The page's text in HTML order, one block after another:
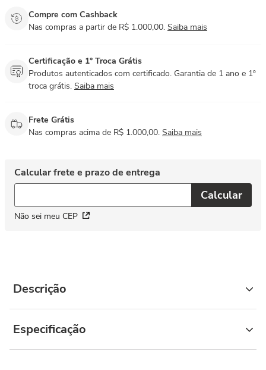
Compre com Cashback
Nas compras a partir de R$ 1.000,00. Saiba mais
Certificação e 1° Troca Grátis
Produtos autenticados com certificado. Garantia de 1 ano e 1º
troca grátis. Saiba mais
Frete Grátis
Nas compras acima de R$ 1.000,00. Saiba mais
Não sei meu CEP
Descrição
Especificação